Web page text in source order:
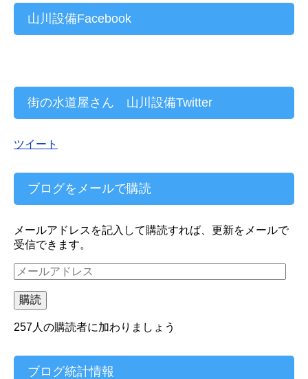
山川設備Facebook
街の水道屋さん 山川設備Twitter
ツイート
ブログをメールで購読
メールアドレスを記入して購読すれば、更新をメールで
受信できます。
メ
ー
ル
ア
ド
ス
購読
257人の購読者に加わりましょう
ブログ統計情報